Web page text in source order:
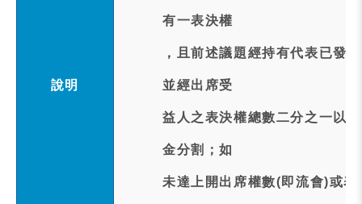
說明
有一表決權
，且前述議題經持有代表已發
並經出席受
益人之表決權總數二分之一以
金分割；如
未達上開出席權數(即流會)或